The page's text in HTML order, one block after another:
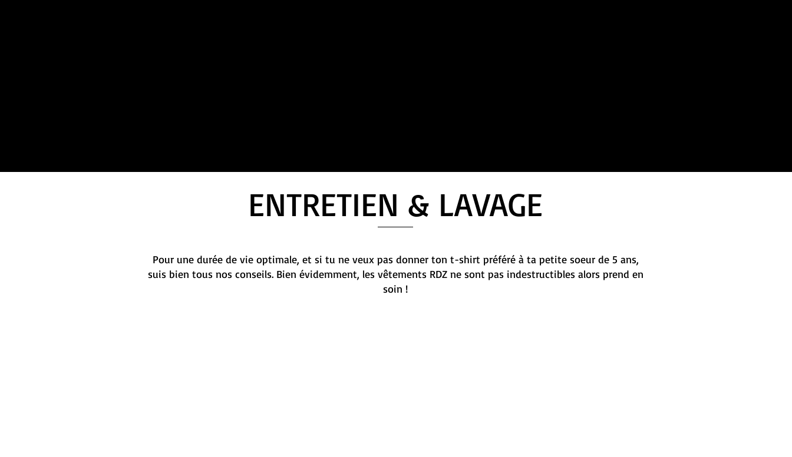
ENTRETIEN & LAVAGE
Pour une durée de vie optimale, et si tu ne veux pas donner ton t-shirt préféré à ta petite soeur de 5 ans,
suis bien tous nos conseils. Bien évidemment, les vêtements RDZ ne sont pas indestructibles alors prend en
soin !